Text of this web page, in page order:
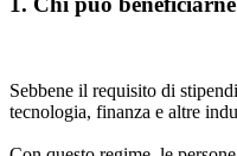
Sebbene il requisito di
tecnologia, finanza e altre